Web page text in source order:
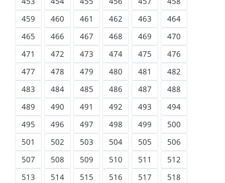
459
460 461 462 463
464
465
466 467 468 469
470
471
472 473 474 475
476
477
478 479 480 481
482
483
484 485 486 487
488
489
490 491 492 493
494
495
496 497 498 499
500
501
502 503 504 505
506
507
508 509 510 511
512
513
514 515 516 517
518